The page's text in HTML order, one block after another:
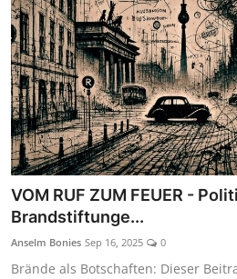
Redaktion
Beiträge
Vorproduktion
VOM RUF ZUM FEUER -
Brandstiftunge...
Anselm Bonies Sep 16, 2025 0
Brände als Botschaften: Dieser